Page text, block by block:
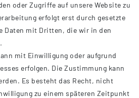
oder Zugriffe auf unsere Website zu
erfolgt erst durch gesetzte
Daten mit Dritten, die wir in den
mit Einwilligung oder aufgrund
erfolgen. Die Zustimmung kann
Es besteht das Recht, nicht
zu einem späteren Zeitpunkt